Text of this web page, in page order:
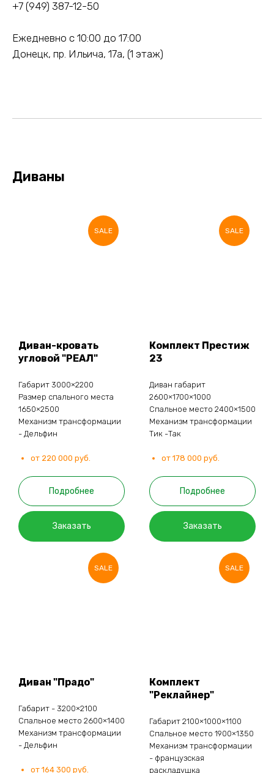
+7 (949) 387-12-50
Ежедневно с 10:00 до 17:00
Донецк, пр. Ильича, 17а, (1 этаж)
Диваны
SALE
Диван-кровать
угловой "РЕАЛ"
Габарит 3000×2200
Размер спального места
1650×2500
Механизм трансформации
- Дельфин
от 220 000 руб.
Подробнее
Заказать
SALE
Комплект Престиж
23
Диван габарит
2600×1700×1000
Спальное место 2400×1500
Механизм трансформации
Тик -Так
от 178 000 руб.
Подробнее
Заказать
SALE
Диван "Прадо"
Габарит - 3200×2100
Спальное место 2600×1400
Механизм трансформации
- Дельфин
от 164 300 руб.
SALE
Комплект
"Реклайнер"
Габарит 2100×1000×1100
Спальное место 1900×1350
Механизм трансформации
- французская
раскладушка